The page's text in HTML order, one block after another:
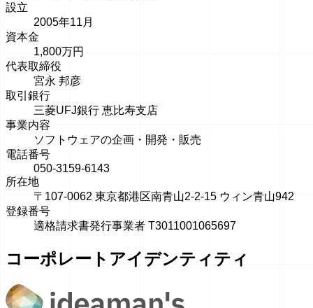
設立
2005年11月
資本金
1,800万円
代表取締役
宮永 邦彦
取引銀行
三菱UFJ銀行 恵比寿支店
事業内容
ソフトウェアの企画・開発・販売
電話番号
050-3159-6143
所在地
〒107-0062 東京都港区南青山2-2-15 ウィン青山942
登録番号
適格請求書発行事業者 T3011001065697
コーポレートアイデンティティ